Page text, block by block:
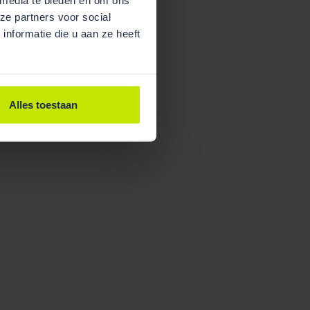
partners voor social
die u aan ze heeft
Alles toestaan